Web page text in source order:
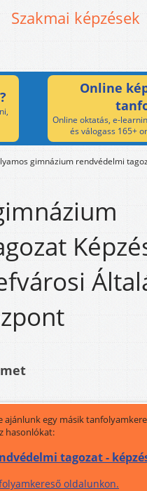
Szakmai képzések
Online
Online oktatás, e-
és válogass 165+
gimnázium rendvédelmi
ajánlunk egy másik
hasonlókat:
tagozat -
oldalunkon.